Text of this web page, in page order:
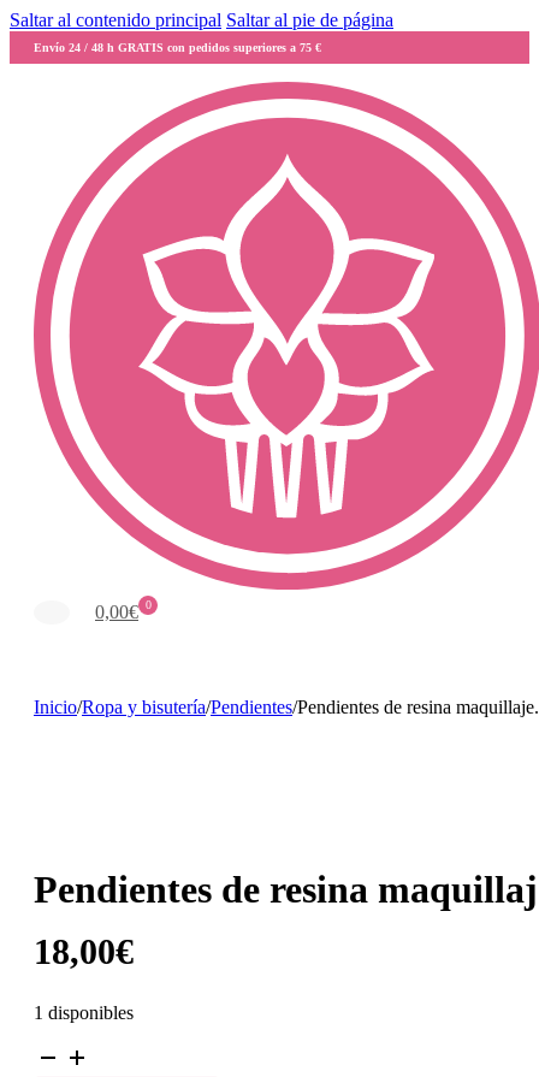
Saltar al contenido principal Saltar al pie de página
Envío 24 / 48 h GRATIS con pedidos superiores a 75 €
0
0,00€
Inicio/Ropa y bisutería/Pendientes/Pendientes de resina maquillaje.
Pendientes de resina
18,00€
1 disponibles
Pendientes